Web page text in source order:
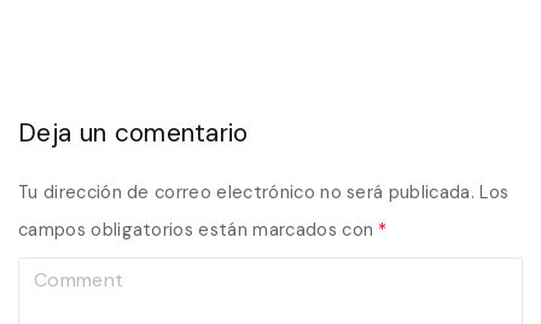
Deja un comentario
Tu dirección de correo electrónico no será publicada. Los
campos obligatorios están marcados con *